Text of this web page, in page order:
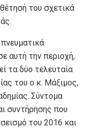
του σχετικά
αυτή την περιοχή,
τα δύο τελευταία
του ο κ. Μάξιμος,
Σύντομα
συντήρησης που
του 2016 και